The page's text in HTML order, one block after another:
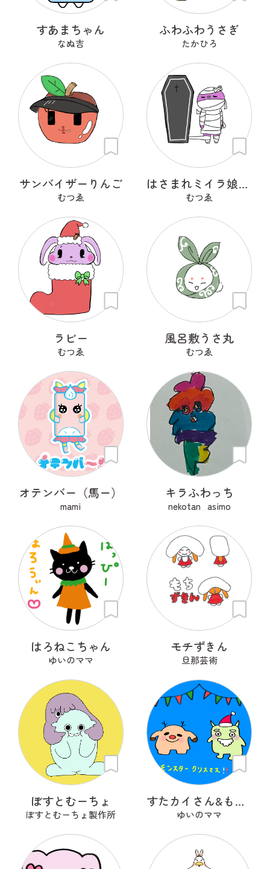
すあまちゃん
なぬ吉
ふわふわうさぎ
たかひろ
サンバイザーりんご
むつゑ
はさまれミイラ娘（こ）
むつゑ
ラビー
むつゑ
風呂敷うさ丸
むつゑ
オテンバー（馬ー）
mami
キラふわっち
nekotan_asimo
はろねこちゃん
ゆいのママ
モチずきん
旦那芸術
ぼすとむーちょ
ぼすとむーちょ製作所
すたカイさん&もんサンタさん
ゆいのママ